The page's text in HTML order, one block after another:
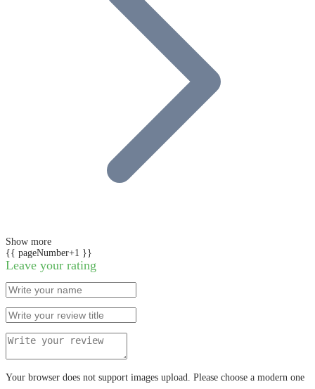
Show more
{{ pageNumber+1 }}
Leave your rating
Your browser does not support images upload. Please choose a modern one